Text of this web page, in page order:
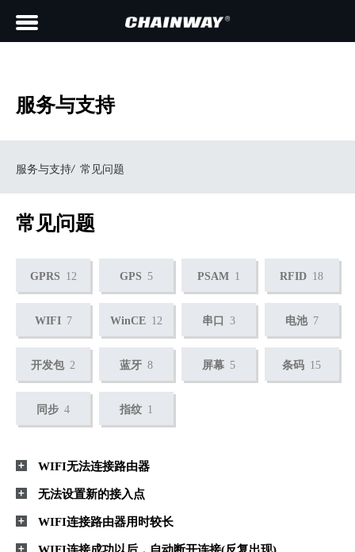
服务与支持
服务与支持/ 常见问题
常见问题
GPRS 12 GPS 5 PSAM 1 RFID 18
WIFI7 WinCE12 串口 3 电池7
开发包 2 蓝牙8 屏幕 5 条码 15
同步 4 指纹1
WIFI无法连接路由器
无法设置新的接入点
WIFI连接路由器用时较长
WIFI连接成功以后，自动断开连接(反复出现)